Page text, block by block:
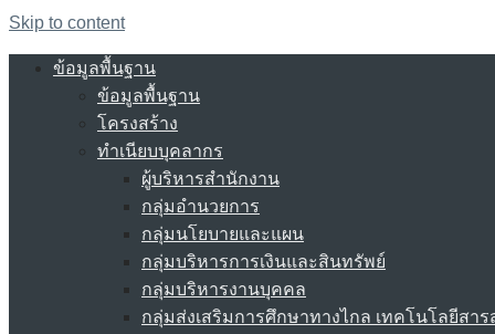
Skip to content
ข้อมูลพื้นฐาน
ข้อมูลพื้นฐาน
โครงสร้าง
ทำเนียบบุคลากร
ผู้บริหารสำนักงาน
กลุ่มอำนวยการ
กลุ่มนโยบายและแผน
กลุ่มบริหารการเงินและสินทรัพย์
กลุ่มบริหารงานบุคคล
กลุ่มส่งเสริมการศึกษาทางไกล เทคโนโลยีสา